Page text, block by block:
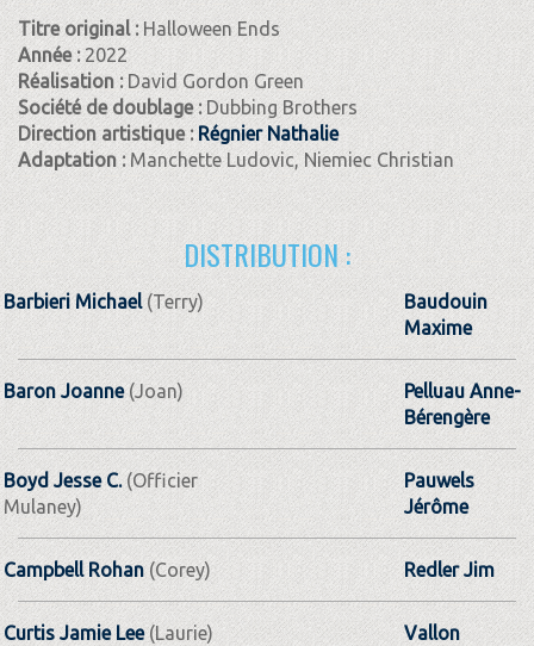
Titre original : Halloween Ends
Année : 2022
Réalisation :David Gordon Green
Société de doublage :Dubbing Brothers
Direction artistique : Régnier Nathalie
Adaptation :Manchette Ludovic, Niemiec Christian
DISTRIBUTION :
Barbieri Michael (Terry)
Baudouin
Maxime
Baron Joanne(Joan)
Pelluau Anne-
Bérengère
Boyd Jesse C. (Officier
Mulaney)
Pauwels
Jérôme
Campbell Rohan(Corey) Redler Jim
Curtis Jamie Lee(Laurie)
Vallon